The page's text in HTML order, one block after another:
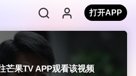
打开APP
芒果TV APP观看该视频